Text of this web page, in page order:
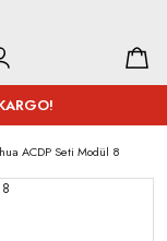
ACDP Seti Modül 8